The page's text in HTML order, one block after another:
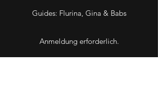
Guides: Flurina, Gina & Babs
Anmeldung erforderlich.